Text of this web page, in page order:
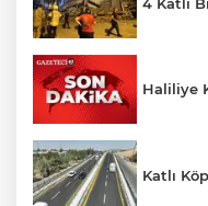
Haliliye
Katlı